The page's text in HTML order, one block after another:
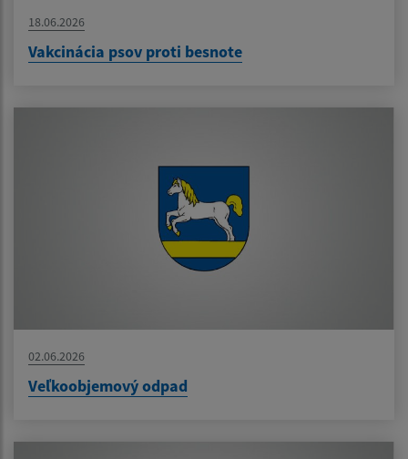
18.06.2026
Vakcinácia psov proti besnote
02.06.2026
Veľkoobjemový odpad